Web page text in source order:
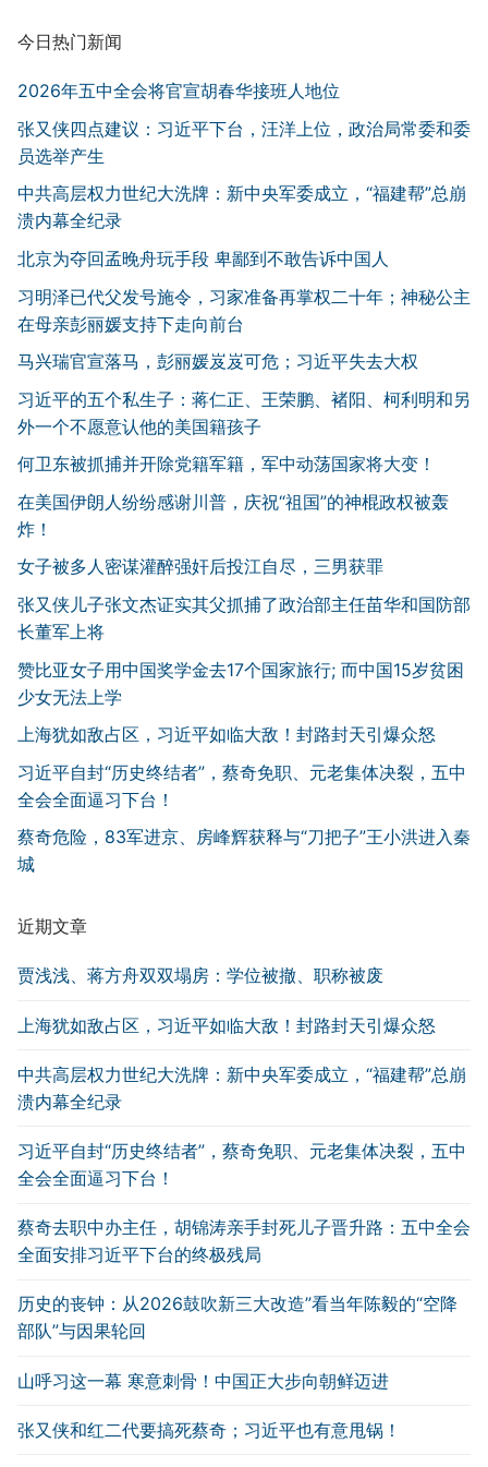
今日热门新闻
2026年五中全会将官宣胡春华接班人地位
张又侠四点建议：习近平下台，汪洋上位，政治局常委和委
员选举产生
中共高层权力世纪大洗牌：新中央军委成立，“福建帮”总崩
溃内幕全纪录
北京为夺回孟晚舟玩手段 卑鄙到不敢告诉中国人
习明泽已代父发号施令，习家准备再掌权二十年；神秘公主
在母亲彭丽媛支持下走向前台
马兴瑞官宣落马，彭丽媛岌岌可危；习近平失去大权
习近平的五个私生子：蒋仁正、王荣鹏、褚阳、柯利明和另
外一个不愿意认他的美国籍孩子
何卫东被抓捕并开除党籍军籍，军中动荡国家将大变！
在美国伊朗人纷纷感谢川普，庆祝“祖国”的神棍政权被轰
炸！
女子被多人密谋灌醉强奸后投江自尽，三男获罪
张又侠儿子张文杰证实其父抓捕了政治部主任苗华和国防部
长董军上将
赞比亚女子用中国奖学金去17个国家旅行; 而中国15岁贫困
少女无法上学
上海犹如敌占区，习近平如临大敌！封路封天引爆众怒
习近平自封“历史终结者”，蔡奇免职、元老集体决裂，五中
全会全面逼习下台！
蔡奇危险，83军进京、房峰辉获释与“刀把子”王小洪进入秦
城
近期文章
贾浅浅、蒋方舟双双塌房：学位被撤、职称被废
上海犹如敌占区，习近平如临大敌！封路封天引爆众怒
中共高层权力世纪大洗牌：新中央军委成立，“福建帮”总崩
溃内幕全纪录
习近平自封“历史终结者”，蔡奇免职、元老集体决裂，五中
全会全面逼习下台！
蔡奇去职中办主任，胡锦涛亲手封死儿子晋升路：五中全会
全面安排习近平下台的终极残局
历史的丧钟：从2026鼓吹新三大改造”看当年陈毅的“空降
部队”与因果轮回
山呼习这一幕 寒意刺骨！中国正大步向朝鲜迈进
张又侠和红二代要搞死蔡奇；习近平也有意甩锅！